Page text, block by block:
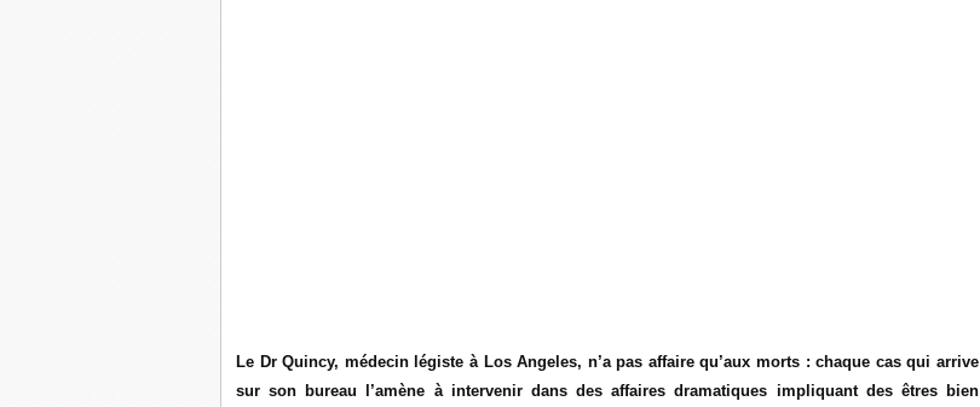
Le Dr Quincy, médecin légiste à Los Angeles, n’a pas affaire qu’aux morts : chaque cas qui arrive
sur son bureau l’amène à intervenir dans des affaires dramatiques impliquant des êtres bien